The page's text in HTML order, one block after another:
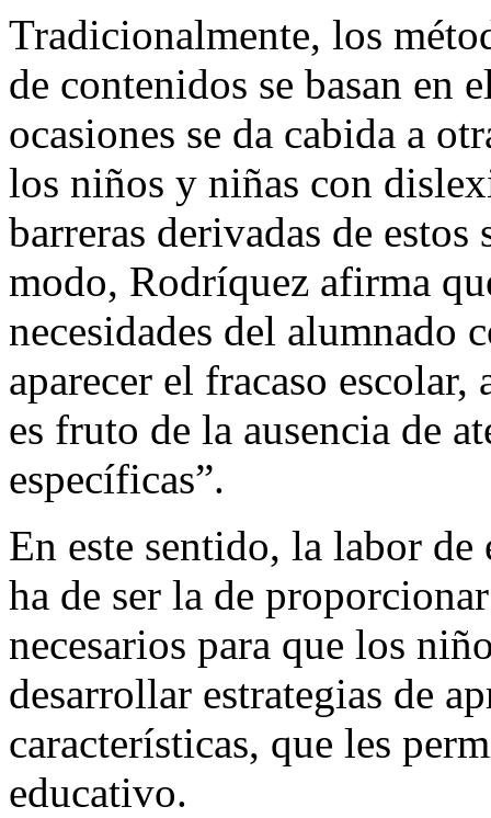
Tradicionalmente, los
de contenidos se basan en
ocasiones se da cabida a
los niños y niñas con
barreras derivadas de
modo, Rodríquez afirma
necesidades del alumnado
aparecer el fracaso
es fruto de la ausencia de
específicas”.
En este sentido, la labor
ha de ser la de
necesarios para que los
desarrollar estrategias de
características, que les
educativo.